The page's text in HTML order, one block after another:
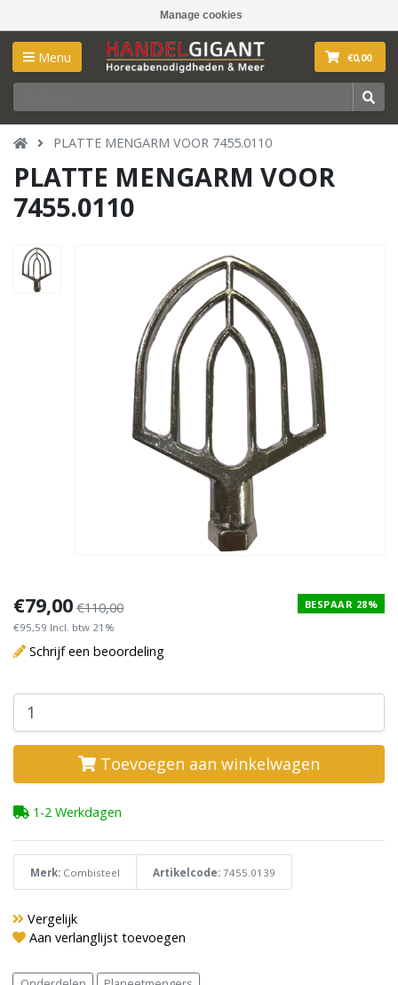
Manage cookies
Menu €0,00
PLATTE MENGARM VOOR 7455.0110
PLATTE MENGARM VOOR
7455.0110
€79,00 €110,00
€95,59 Incl. btw 21%
BESPAAR 28%
Schrijf een beoordeling
Toevoegen aan winkelwagen
1-2 Werkdagen
Merk: Combisteel Artikelcode: 7455.0139
Vergelijk
Aan verlanglijst toevoegen